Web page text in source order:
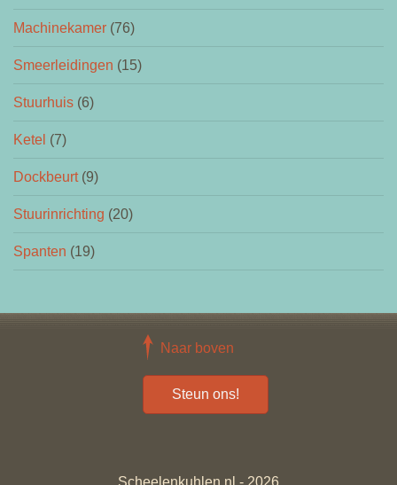
Machinekamer (76)
Smeerleidingen (15)
Stuurhuis (6)
Ketel (7)
Dockbeurt(9)
Stuurinrichting (20)
Spanten (19)
Naar boven
Steun ons!